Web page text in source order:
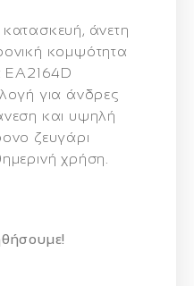
άνετη
κομψότητα
EA2164D
για άνδρες
και υψηλή
ζευγάρι
χρήση.